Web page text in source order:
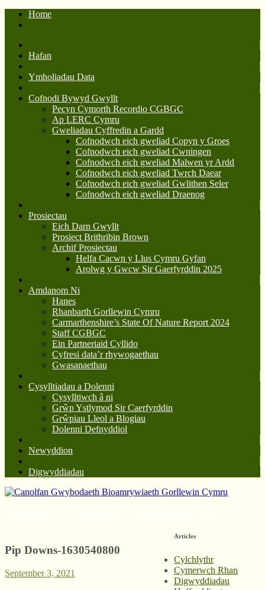
Home
Hafan
Ymholiadau Data
Cofnodi Bywyd Gwyllt
Pecyn Cymorth Recordio CGBGC
Ap LERC Cymru
Gweliadau Cyffredin a Gardd
Cofnodwch eich gweliad Copyn y Groes
Cofnodwch eich gweliad Cwningen
Cofnodwch eich gweliad Malwen yr Ardd
Cofnodwch eich gweliad Twrch Daear
Cofnodwch eich gweliad Gwlithen Seler
Cofnodwch eich gweliad Draenog
Prosiectau
Eich Darn Gwyllt
Prosiect Brithribin Brown
Archif Prosiectau
Helfa Cacwn y Llus Cymru Gyfan
Arolwg y Gwcw Sir Gaerfyrddin 2025
Amdanom Ni
Hanes
Rhanbarth Gorllewin Cymru
Carmarthenshire’s State Of Nature Report 2024
Staff CGBGC
Ein Partneriaid Cyllido
Cyfresi data’r rhywogaethau
Gwasanaethau
Cysylltiadau a Dolenni
Cysylltiwch â ni
Grŵp Ystlymod Sir Caerfyrddin
Grŵpiau Lleol a Blogiau
Dolenni Defnyddiol
Newyddion
Digwyddiadau
Pip Downs-1630540800
September 3, 2021
Articles
Cylchlythr
Cymerwch Rhan
Digwyddiadau